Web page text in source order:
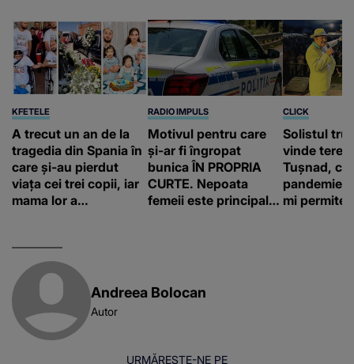
KFETELE
A trecut un an de la
tragedia din Spania în
care și-au pierdut
viața cei trei copii, iar
mama lor a…
RADIO IMPULS
Motivul pentru care
și-ar fi îngropat
bunica ÎN PROPRIA
CURTE. Nepoata
femeii este principalul
localnicii
CLICK
Solistul
vinde
Tușnad,
pandemie:
mi permite
Andreea Bolocan
Autor
URMĂREȘTE-NE PE